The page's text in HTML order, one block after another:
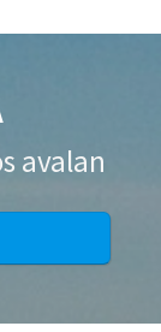
avalan